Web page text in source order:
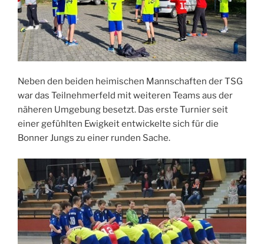
Neben den beiden heimischen Mannschaften der TSG
war das Teilnehmerfeld mit weiteren Teams aus der
näheren Umgebung besetzt. Das erste Turnier seit
einer gefühlten Ewigkeit entwickelte sich für die
Bonner Jungs zu einer runden Sache.